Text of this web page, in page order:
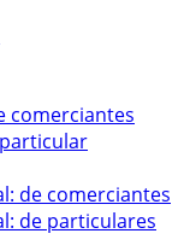
comerciantes
de comerciantes
de particulares